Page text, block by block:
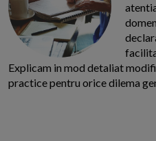
Explicam in mod detaliat
practice pentru orice dilema